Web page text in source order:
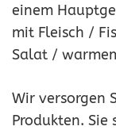
einem
mit Fleisch /
Salat /
Wir versorgen
Produkten. Sie